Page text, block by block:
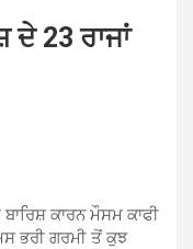
23 ਰਾਜਾਂ
ਕਾਰਨ ਮੌਸਮ ਕਾਫੀ
ਭਰੀ ਗਰਮੀ ਤੋਂ ਕੁਝ